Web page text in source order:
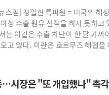
스핌] 장일현 특파원 = 미국의 해
상 수출 원유 선적을 하지 못하고
는 이같은 수출 차단이 한 달 가까
고 있다. 이란은 호르무즈 해협을
…시장은 "또 개입했나" 촉각